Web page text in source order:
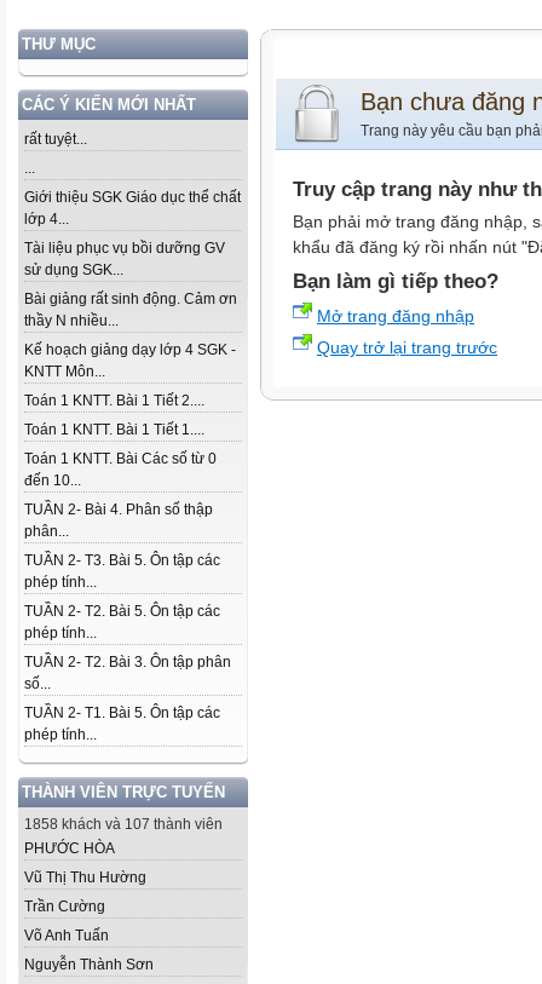
THƯ MỤC
CÁC Ý KIẾN MỚI NHẤT
rất tuyệt...
...
Giới thiệu SGK Giáo dục thể chất
lớp 4...
Tài liệu phục vụ bồi dưỡng GV
sử dụng SGK...
Bài giảng rất sinh động. Cảm ơn
thầy N nhiều...
Kế hoạch giảng dạy lớp 4 SGK -
KNTT Môn...
Toán 1 KNTT. Bài 1 Tiết 2....
Toán 1 KNTT. Bài 1 Tiết 1....
Toán 1 KNTT. Bài Các số từ 0
đến 10...
TUẦN 2- Bài 4. Phân số thập
phân...
TUẦN 2- T3. Bài 5. Ôn tập các
phép tính...
TUẦN 2- T2. Bài 5. Ôn tập các
phép tính...
TUẦN 2- T2. Bài 3. Ôn tập phân
số...
TUẦN 2- T1. Bài 5. Ôn tập các
phép tính...
THÀNH VIÊN TRỰC TUYẾN
1858 khách và 107 thành viên
PHƯỚC HÒA
Vũ Thị Thu Hường
Trần Cường
Võ Anh Tuấn
Nguyễn Thành Sơn
Bạn chưa đăng
Trang này yêu cầu bạn
Truy cập trang này như
Bạn phải mở trang đăng nhập,
khẩu đã đăng ký rồi nhấn nút
Bạn làm gì tiếp theo?
Mở trang đăng nhập
Quay trở lại trang trước